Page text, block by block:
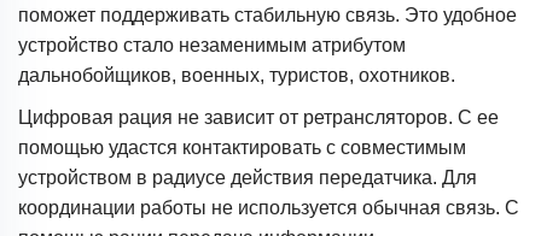
поможет поддерживать стабильную связь. Это удобное
устройство стало незаменимым атрибутом
дальнобойщиков, военных, туристов, охотников.
Цифровая рация не зависит от ретрансляторов. С ее
помощью удастся контактировать с совместимым
устройством в радиусе действия передатчика. Для
координации работы не используется обычная связь. С